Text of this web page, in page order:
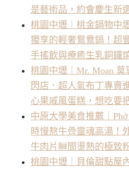
是藝術品，約會慶生新
桃園中壢｜桃金鍋物中
獨享的輕奢鴛鴦鍋！超
手搖飲與療癒生乳銅鑼
桃園中壢｜Mr. Moan
閃店．超人氣布丁專賣
心果戚風蛋糕，想吃要
中原大學美食推薦｜
時慢熬牛骨靈魂高湯！
牛肉片瞬間燙熟的極致
桃園中壢｜貝倫甜點屋